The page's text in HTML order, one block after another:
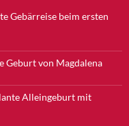
Gebärreise beim ersten
Geburt von Magdalena
Alleingeburt mit